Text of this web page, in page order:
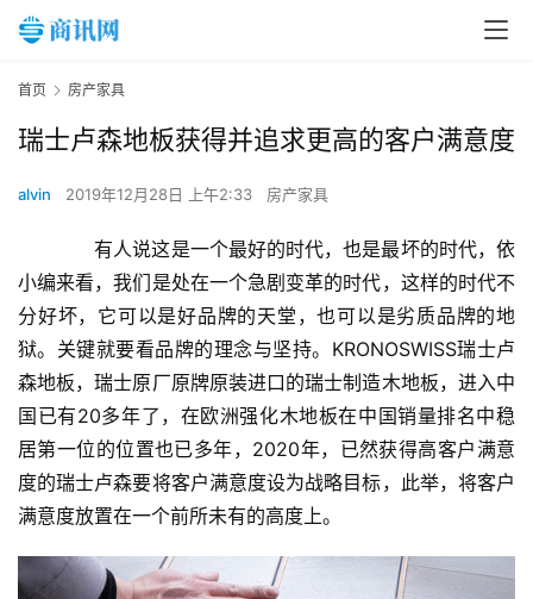
首页 房产家具
瑞士卢森地板获得并追求更高的客户满意度
alvin 2019年12月28日 上午2:33 房产家具
有人说这是一个最好的时代，也是最坏的时代，依
小编来看，我们是处在一个急剧变革的时代，这样的时代不
分好坏，它可以是好品牌的天堂，也可以是劣质品牌的地
狱。关键就要看品牌的理念与坚持。KRONOSWISS瑞士卢
森地板，瑞士原厂原牌原装进口的瑞士制造木地板，进入中
国已有20多年了，在欧洲强化木地板在中国销量排名中稳
居第一位的位置也已多年，2020年，已然获得高客户满意
度的瑞士卢森要将客户满意度设为战略目标，此举，将客户
满意度放置在一个前所未有的高度上。